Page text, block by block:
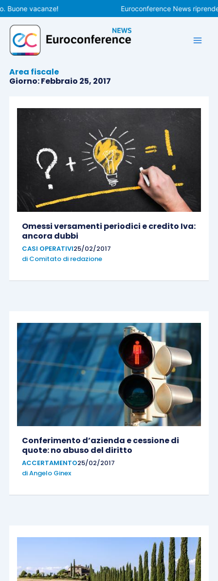
Vai
al
contenuto
vacanze! Euroconference News
Area fiscale
Giorno: Febbraio 25, 2017
Omessi versamenti periodici e credito Iva:
ancora dubbi
CASI OPERATIVI25/02/2017
di Comitato di redazione
Conferimento d’azienda e cessione di
quote: no abuso del diritto
ACCERTAMENTO25/02/2017
diAngelo Ginex